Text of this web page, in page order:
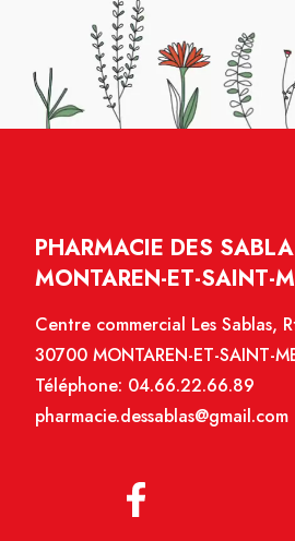
PHARMACIE DES
MONTAREN-ET-SAINT-
Centre commercial Les Sablas,
30700 MONTAREN-ET-SAINT-
Téléphone: 04.66.22.66.89
pharmacie.dessablas@gmail.com